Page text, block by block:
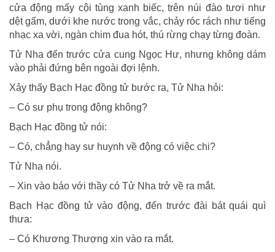
cửa động mấy cội tùng xanh biếc, trên núi đào tươi như
dệt gấm, dưới khe nước trong vắc, chảy róc rách như tiếng
nhạc xa vời, ngàn chim đua hót, thú rừng chạy từng đoàn.
Tử Nha đến trước cửa cung Ngọc Hư, nhưng không dám
vào phải đứng bên ngoài đợi lệnh.
Xảy thấy Bạch Hạc đồng tử bước ra, Tử Nha hỏi:
– Có sư phụ trong động không?
Bạch Hạc đồng tử nói:
– Có, chẳng hay sư huynh về động có việc chi?
Tử Nha nói.
– Xin vào báo với thầy có Tử Nha trở về ra mắt.
Bạch Hạc đồng tử vào động, đến trước đài bát quái quì
thưa:
– Có Khương Thượng xin vào ra mắt.